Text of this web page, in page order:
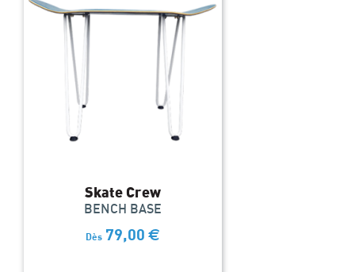
Skate Crew
BENCH BASE
Dès 79,00 €